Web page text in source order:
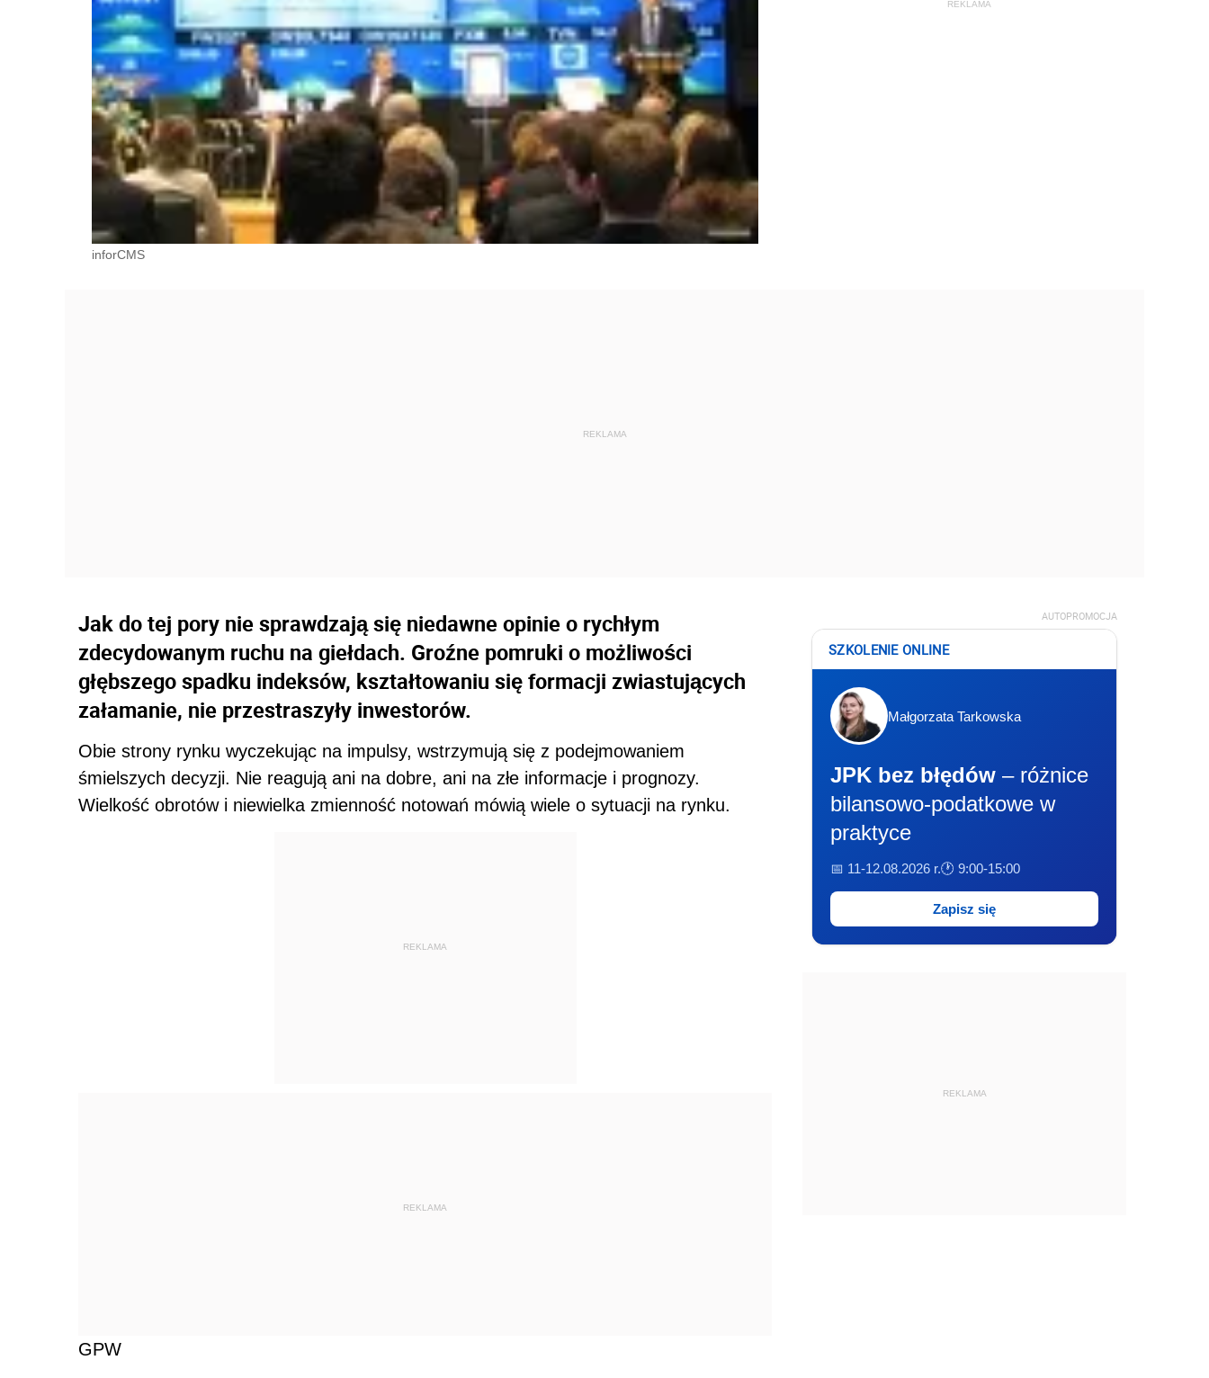
inforCMS
Jak do tej pory nie sprawdzają się niedawne opinie o rychłym
zdecydowanym ruchu na giełdach. Groźne pomruki o możliwości
głębszego spadku indeksów, kształtowaniu się formacji zwiastujących
załamanie, nie przestraszyły inwestorów.
Obie strony rynku wyczekując na impulsy, wstrzymują się z podejmowaniem
śmielszych decyzji. Nie reagują ani na dobre, ani na złe informacje i prognozy.
Wielkość obrotów i niewielka zmienność notowań mówią wiele o sytuacji na rynku.
REKLAMA
REKLAMA
GPW
AUTOPROMOCJA
SZKOLENIE ONLINE
Małgorzata Tarkowska
JPK bez błędów – różnice
bilansowo-podatkowe w
praktyce
📅 11-12.08.2026 r.🕐 9:00-15:00
Zapisz się
REKLAMA